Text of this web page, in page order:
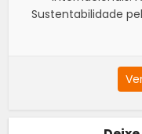
Sustentabilidade